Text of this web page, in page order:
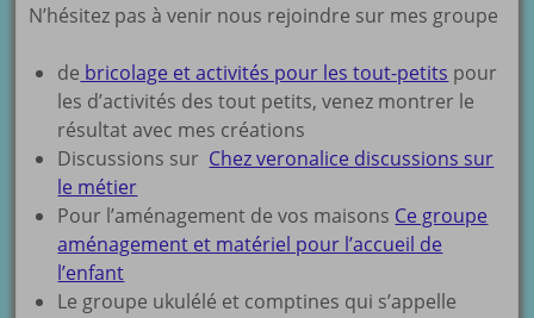
N’hésitez pas à venir nous rejoindre sur mes groupe
de bricolage et activités pour les tout-petits pour
les d’activités des tout petits, venez montrer le
résultat avec mes créations
Discussions sur Chez veronalice discussions sur
le métier
Pour l’aménagement de vos maisons Ce groupe
aménagement et matériel pour l’accueil de
l’enfant
Le groupe ukulélé et comptines qui s’appelle